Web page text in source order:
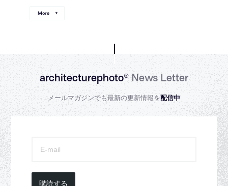
More
architecturephoto®News Letter
メールマガジンでも最新の更新情報を配信中
購読する